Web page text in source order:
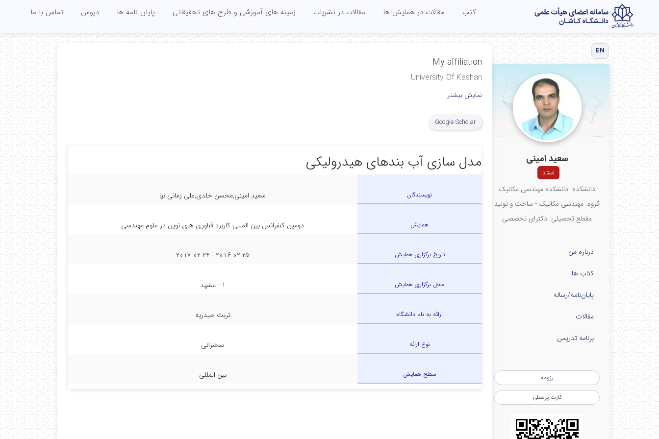
کتب مقالات در همایش ها مقالات در نشریات زمینه های آموزشی و طرح های تحقیقاتی پایان نامه ها دروس تماس با ما
EN
سعید امینی
استاد
دانشکده: دانشکده مهندسی مکانیک
گروه: مهندسی مکانیک - ساخت و تولید
مقطع تحصیلی: دکترای تخصصی
درباره من
کتاب ها
پایان‌نامه‌/رساله
مقالات
برنامه تدریس
رزومه
کارت پرسنلی
My affiliation
University Of Kashan
نمایش بیشتر
Google Scholar
مدل سازی آب بندهای هیدرولیکی
نویسندگان سعید امینی,محسن خلدی,علی زمانی نیا
همایش دومین کنفرانس بین المللی کاربرد فناوری های نوین در علوم مهندسی
تاریخ برگزاری همایش 2016-02-25 - 2017-02-24
محل برگزاری همایش 1 - مشهد
ارائه به نام دانشگاه تربت حیدریه
نوع ارائه سخنرانی
سطح همایش بین المللی